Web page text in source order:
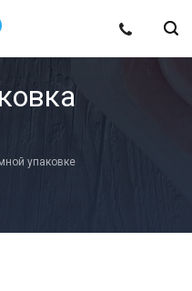
упаковке